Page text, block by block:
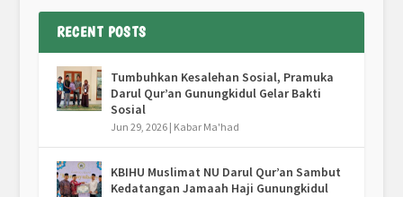
RECENT POSTS
Tumbuhkan Kesalehan Sosial, Pramuka
Darul Qur’an Gunungkidul Gelar Bakti
Sosial
Jun 29, 2026| Kabar Ma'had
KBIHU Muslimat NU Darul Qur’an Sambut
Kedatangan Jamaah Haji Gunungkidul